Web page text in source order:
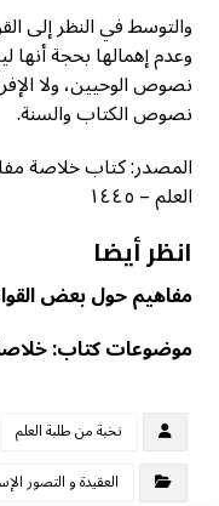
والتوسط في النظر إلى
وعدم إهمالها بحجة
نصوص الوحيين، ولا
نصوص الكتاب والسنة.
المصدر: كتاب خلاصة
العلم – ١٤٤٥
انظر أيضا
مفاهيم حول بعض
موضوعات كتاب:
نخبة من طلبة العلم
العقيدة و التصور